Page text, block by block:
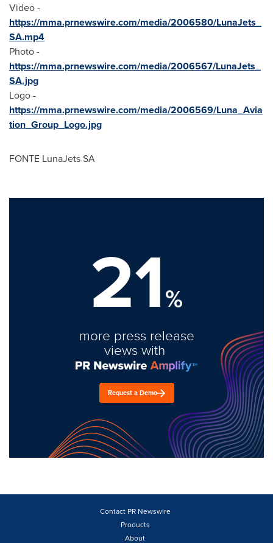
Video -
https://mma.prnewswire.com/media/2006580/LunaJets_
SA.mp4
Photo -
https://mma.prnewswire.com/media/2006567/LunaJets_
SA.jpg
Logo -
https://mma.prnewswire.com/media/2006569/Luna_Avia
tion_Group_Logo.jpg
FONTE LunaJets SA
21%
more press release
views with
Request a Demo
Contact PR Newswire
Products
About